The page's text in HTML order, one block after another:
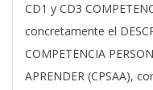
CD1 y CD3
concretamente el
COMPETENCIA
APRENDER (CPSAA),